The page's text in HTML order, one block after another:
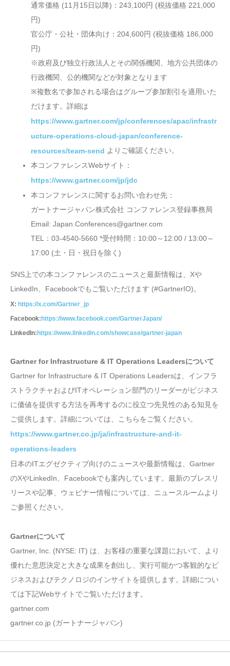
通常価格 (11月15日以降)：243,100円 (税抜価格 221,000
円)
官公庁・公社・団体向け：204,600円 (税抜価格 186,000
円)
※政府及び独立行政法人とその関係機関、地方公共団体の
行政機関、公的機関などが対象となります
※複数名で参加される場合はグループ参加割引を適用いた
だけます。詳細は
https://www.gartner.com/jp/conferences/apac/infrastr
ucture-operations-cloud-japan/conference-
resources/team-send よりご確認ください。
本コンファレンスWebサイト：
https://www.gartner.com/jp/jdc
本コンファレンスに関するお問い合わせ先：
ガートナージャパン株式会社 コンファレンス登録事務局
Email: Japan.Conferences@gartner.com
TEL：03-4540-5660 *受付時間：10:00～12:00 / 13:00～
17:00 (土・日・祝日を除く)
SNS上での本コンファレンスのニュースと最新情報は、Xや
LinkedIn、Facebookでもご覧いただけます (#GartnerIO)。
X: https://x.com/Gartner_jp
Facebook:https://www.facebook.com/GartnerJapan/
LinkedIn:https://www.linkedin.com/showcase/gartner-japan
Gartner for Infrastructure & IT Operations Leadersについて
Gartner for Infrastructure & IT Operations Leadersは、インフラ
ストラクチャおよびITオペレーション部門のリーダーがビジネス
に価値を提供する方法を再考するのに役立つ先見性のある知見を
ご提供します。詳細については、こちらをご覧ください。
https://www.gartner.co.jp/ja/infrastructure-and-it-
operations-leaders
日本のITエグゼクティブ向けのニュースや最新情報は、Gartner
のXやLinkedIn、Facebookでも案内しています。最新のプレスリ
リースや記事、ウェビナー情報については、ニュースルームより
ご参照ください。
Gartnerについて
Gartner, Inc. (NYSE: IT) は、お客様の重要な課題において、より
優れた意思決定と大きな成果を創出し、実行可能かつ客観的なビ
ジネスおよびテクノロジのインサイトを提供します。詳細につい
ては下記Webサイトでご覧いただけます。
gartner.com
gartner.co.jp (ガートナージャパン)